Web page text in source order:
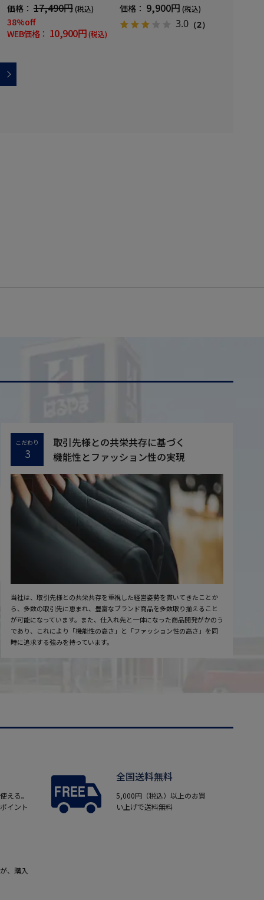
春夏
価格： 17,490円(税込)
38%off
WEB価格： 10,900円(税込)
価格： 9,900円 (税込)
3.0 （2）
こだわり
3
取引先様との共栄共存に基づく
機能性とファッション性の実現
当社は、取引先様との共栄共存を重視した経営姿勢を貫いてきたことか
ら、多数の取引先に恵まれ、豊富なブランド商品を多数取り揃えること
が可能になっています。また、仕入れ先と一体になった商品開発がかのう
であり、これにより「機能性の高さ」と「ファッション性の高さ」を同
時に追求する強みを持っています。
える。
イント
全国送料無料
5,000円（税込）以上のお買
い上げで送料無料
、購入